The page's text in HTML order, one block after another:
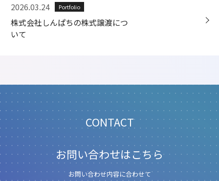
2026.03.24 Portfolio
株式会社しんぱちの株式譲渡につ
いて
CONTACT
お問い合わせはこちら
お問い合わせ内容に合わせて